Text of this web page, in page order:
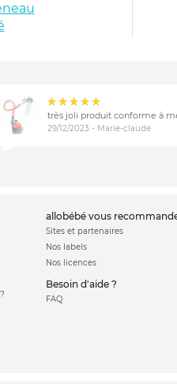
très joli produit conforme à
29/12/2023 - Marie-claude
allobébé vous
Sites et partenaires
Nos labels
Nos licences
Besoin d'aide ?
FAQ